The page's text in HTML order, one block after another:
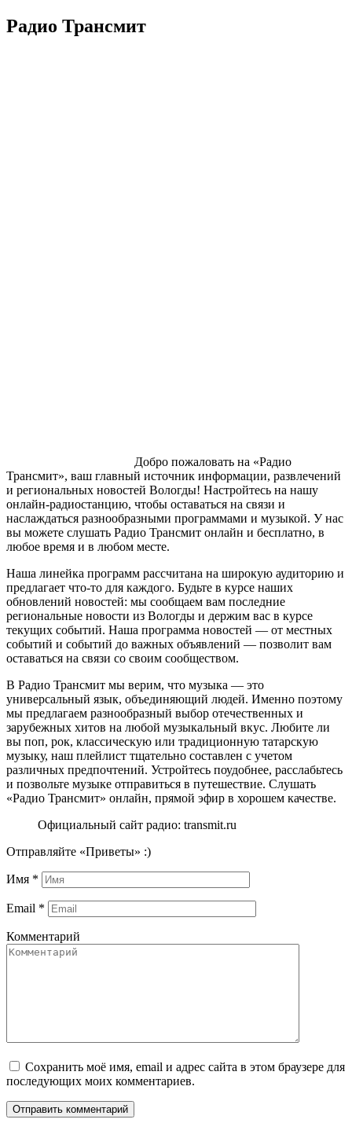
Радио Трансмит
Добро пожаловать на «Радио
Трансмит», ваш главный источник информации, развлечений
и региональных новостей Вологды! Настройтесь на нашу
онлайн-радиостанцию, чтобы оставаться на связи и
наслаждаться разнообразными программами и музыкой. У нас
вы можете слушать Радио Трансмит онлайн и бесплатно, в
любое время и в любом месте.
Наша линейка программ рассчитана на широкую аудиторию и
предлагает что-то для каждого. Будьте в курсе наших
обновлений новостей: мы сообщаем вам последние
региональные новости из Вологды и держим вас в курсе
текущих событий. Наша программа новостей — от местных
событий и событий до важных объявлений — позволит вам
оставаться на связи со своим сообществом.
В Радио Трансмит мы верим, что музыка — это
универсальный язык, объединяющий людей. Именно поэтому
мы предлагаем разнообразный выбор отечественных и
зарубежных хитов на любой музыкальный вкус. Любите ли
вы поп, рок, классическую или традиционную татарскую
музыку, наш плейлист тщательно составлен с учетом
различных предпочтений. Устройтесь поудобнее, расслабьтесь
и позвольте музыке отправиться в путешествие. Слушать
«Радио Трансмит» онлайн, прямой эфир в хорошем качестве.
Официальный сайт радио: transmit.ru
Отправляйте «Приветы» :)
Имя *
Email *
Комментарий
Сохранить моё имя, email и адрес сайта в этом браузере для
последующих моих комментариев.